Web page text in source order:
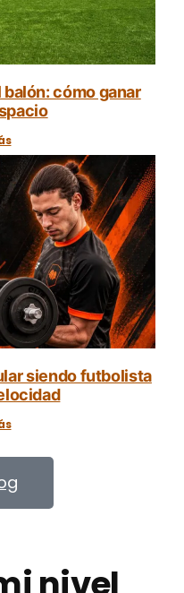
cómo ganar
siendo futbolista